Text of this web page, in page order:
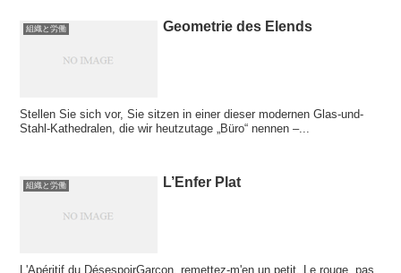
組織と労働 Geometrie des Elends
Stellen Sie sich vor, Sie sitzen in einer dieser modernen Glas-und-
Stahl-Kathedralen, die wir heutzutage „Büro“ nennen –...
組織と労働 L’Enfer Plat
L'Apéritif du DésespoirGarçon, remettez-m'en un petit. Le rouge, pas